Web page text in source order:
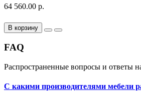
64 560.00 р.
В корзину
FAQ
Распространенные вопросы и ответы
С какими производителями мебели